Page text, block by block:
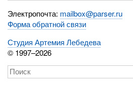
Электропочта: mailbox@parser.ru
Форма обратной связи
Студия Артемия Лебедева
© 1997–2026